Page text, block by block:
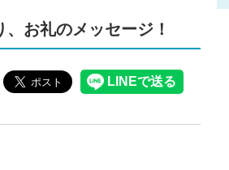
、お礼のメッセージ！